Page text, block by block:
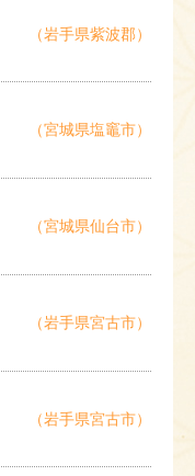
（岩手県紫波郡）
（宮城県塩竈市）
（宮城県仙台市）
（岩手県宮古市）
（岩手県宮古市）